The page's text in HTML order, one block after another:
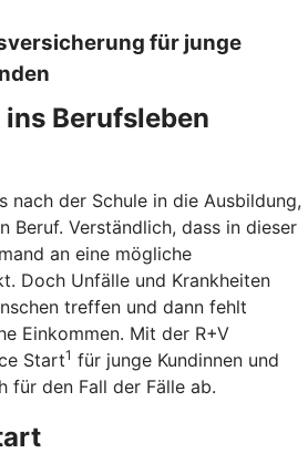
für junge
Berufsleben
nach der Schule in die Ausbildung,
Beruf. Verständlich, dass in dieser
an eine mögliche
Doch Unfälle und Krankheiten
treffen und dann fehlt
Einkommen. Mit der R+V
Start1 für junge Kundinnen und
für den Fall der Fälle ab.